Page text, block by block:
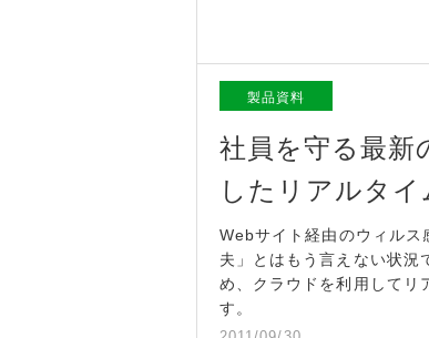
製品資料
社員を守る最新
したリアルタ
Webサイト経由のウィルス
夫」とはもう言えない状況
め、クラウドを利用してリ
す。